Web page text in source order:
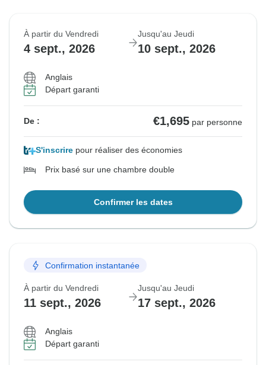
À partir du Vendredi
4 sept., 2026
Jusqu'au Jeudi
10 sept., 2026
Anglais
Départ garanti
De : €1,695 par personne
S'inscrire pour réaliser des économies
Prix basé sur une chambre double
Confirmer les dates
Confirmation instantanée
À partir du Vendredi
11 sept., 2026
Jusqu'au Jeudi
17 sept., 2026
Anglais
Départ garanti